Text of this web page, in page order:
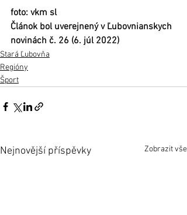
foto: vkm sl
Článok bol uverejnený v Ľubovnianskych
novinách č. 26 (6. júl 2022)
Stará Ľubovňa
Regióny
Šport
Nejnovější příspěvky Zobrazit vše